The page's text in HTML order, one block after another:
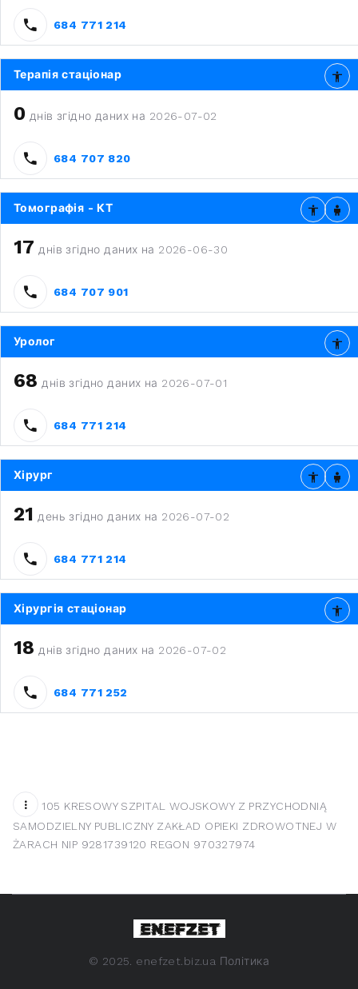
684 771 214
Терапія стаціонар
0 днів згідно даних на 2026-07-02
684 707 820
Томографія - КТ
17 днів згідно даних на 2026-06-30
684 707 901
Уролог
68 днів згідно даних на 2026-07-01
684 771 214
Хірург
21 день згідно даних на 2026-07-02
684 771 214
Хірургія стаціонар
18 днів згідно даних на 2026-07-02
684 771 252
105 KRESOWY SZPITAL WOJSKOWY Z PRZYCHODNIĄ
SAMODZIELNY PUBLICZNY ZAKŁAD OPIEKI ZDROWOTNEJ W
ŻARACH NIP 9281739120 REGON 970327974
© 2025. enefzet.biz.ua Політика